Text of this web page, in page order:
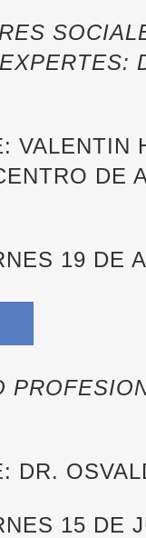
VALENTIN
DE
19 DE
DR.
15 DE